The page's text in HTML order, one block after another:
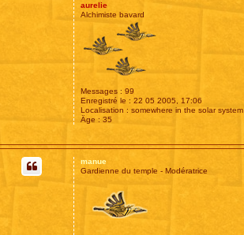
aurelie
Alchimiste bavard
Messages : 99
Enregistré le : 22 05 2005, 17:06
Localisation : somewhere in the solar system
Âge : 35
manue
Gardienne du temple - Modératrice